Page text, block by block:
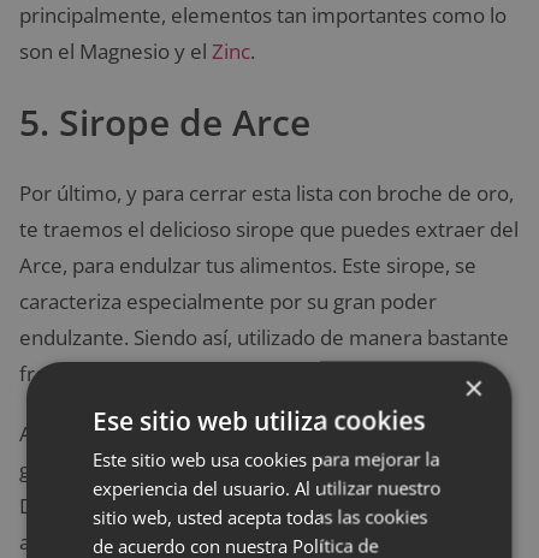
principalmente, elementos tan importantes como lo
son el Magnesio y el Zinc.
5. Sirope de Arce
Por último, y para cerrar esta lista con broche de oro,
te traemos el delicioso sirope que puedes extraer del
Arce, para endulzar tus alimentos. Este sirope, se
caracteriza especialmente por su gran poder
endulzante. Siendo así, utilizado de manera bastante
frecuente en el mundo de la repostería.
Además, al ser una alternativa natural, ofrece una
gran cantidad de beneficios a nuestro cuerpo.
Destacando principalmente, sus grandes cualidades
antioxidantes, así comola presencia de magnesio,
×
Ese sitio web utiliza cookies
Este sitio web usa cookies para mejorar la
experiencia del usuario. Al utilizar nuestro
sitio web, usted acepta todas las cookies
de acuerdo con nuestra Política de